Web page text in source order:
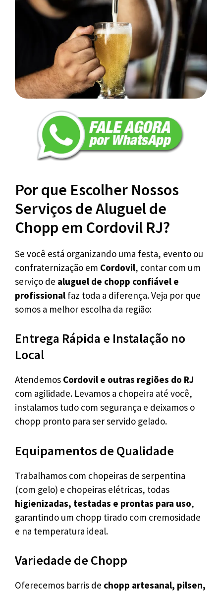
Por que Escolher Nossos
Serviços de Aluguel de
Chopp em Cordovil RJ?
Se você está organizando uma festa, evento ou
confraternização em Cordovil, contar com um
serviço de aluguel de chopp confiável e
profissional faz toda a diferença. Veja por que
somos a melhor escolha da região:
Entrega Rápida e Instalação no
Local
Atendemos Cordovil e outras regiões do RJ
com agilidade. Levamos a chopeira até você,
instalamos tudo com segurança e deixamos o
chopp pronto para ser servido gelado.
Equipamentos de Qualidade
Trabalhamos com chopeiras de serpentina
(com gelo) e chopeiras elétricas, todas
higienizadas, testadas e prontas para uso,
garantindo um chopp tirado com cremosidade
e na temperatura ideal.
Variedade de Chopp
Oferecemos barris de chopp artesanal, pilsen,